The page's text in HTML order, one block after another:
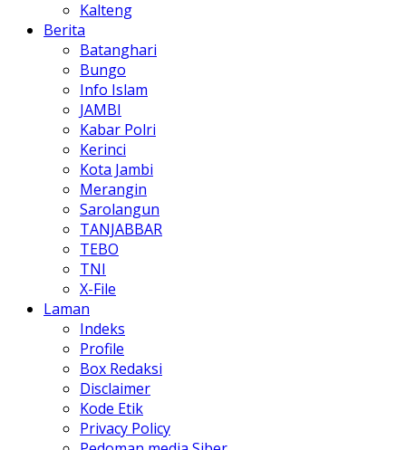
Kalteng
Berita
Batanghari
Bungo
Info Islam
JAMBI
Kabar Polri
Kerinci
Kota Jambi
Merangin
Sarolangun
TANJABBAR
TEBO
TNI
X-File
Laman
Indeks
Profile
Box Redaksi
Disclaimer
Kode Etik
Privacy Policy